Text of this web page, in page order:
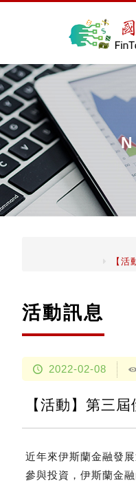
【
活動訊息
2022-02-08
【活動】第三
近年來伊斯蘭金融發
參與投資，伊斯蘭金